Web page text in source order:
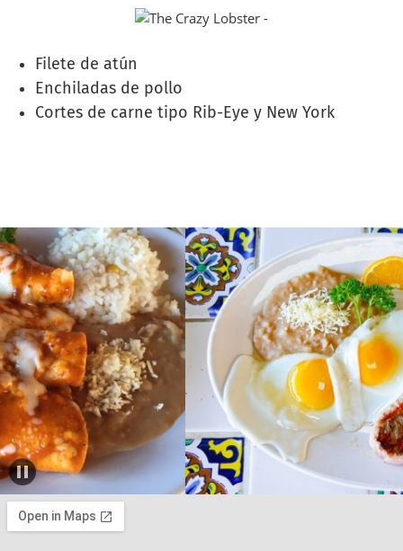
Filete de atún
Enchiladas de pollo
Cortes de carne tipo Rib-Eye y New York